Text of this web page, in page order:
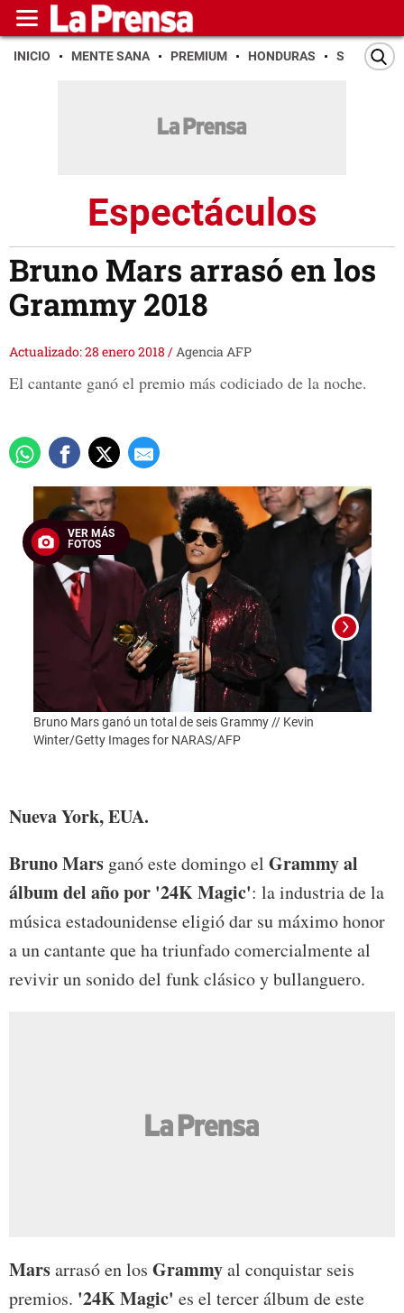
INICIO MENTE SANA PREMIUM HONDURAS SAN PEDRO
Espectáculos
Bruno Mars arrasó en los
Grammy 2018
Actualizado: 28 enero 2018 /Agencia AFP
El cantante ganó el premio más codiciado de la noche.
VER MÁS
FOTOS
Bruno Mars ganó un total de seis Grammy // Kevin
Winter/Getty Images for NARAS/AFP
Nueva York, EUA.
Bruno Mars ganó este domingo el Grammyal
álbum del año por '24K Magic': la industria de la
música estadounidense eligió dar su máximo honor
a un cantante que ha triunfado comercialmente al
revivir un sonido del funk clásico y bullanguero.
Marsarrasó en los Grammyal conquistar seis
premios. '24K Magic' es el tercer álbum de este